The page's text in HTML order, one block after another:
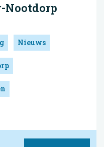
Nootdorp
Nieuws